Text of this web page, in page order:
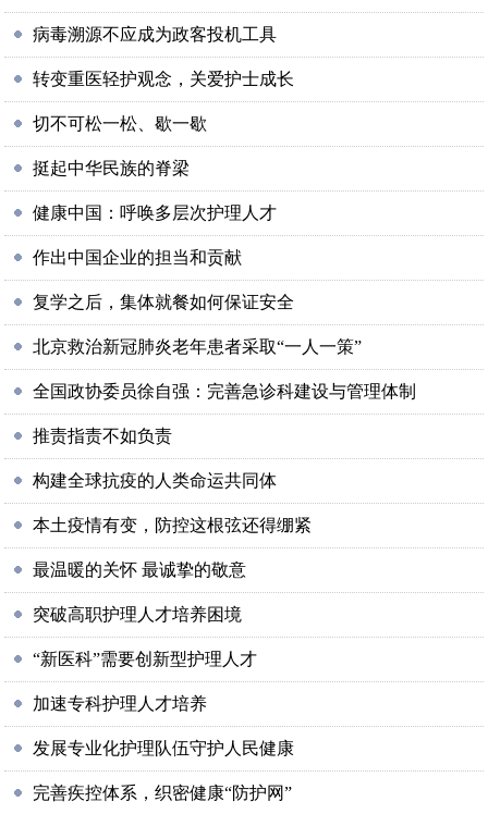
病毒溯源不应成为政客投机工具
转变重医轻护观念，关爱护士成长
切不可松一松、歇一歇
挺起中华民族的脊梁
健康中国：呼唤多层次护理人才
作出中国企业的担当和贡献
复学之后，集体就餐如何保证安全
北京救治新冠肺炎老年患者采取“一人一策”
全国政协委员徐自强：完善急诊科建设与管理体制
推责指责不如负责
构建全球抗疫的人类命运共同体
本土疫情有变，防控这根弦还得绷紧
最温暖的关怀 最诚挚的敬意
突破高职护理人才培养困境
“新医科”需要创新型护理人才
加速专科护理人才培养
发展专业化护理队伍守护人民健康
完善疾控体系，织密健康“防护网”